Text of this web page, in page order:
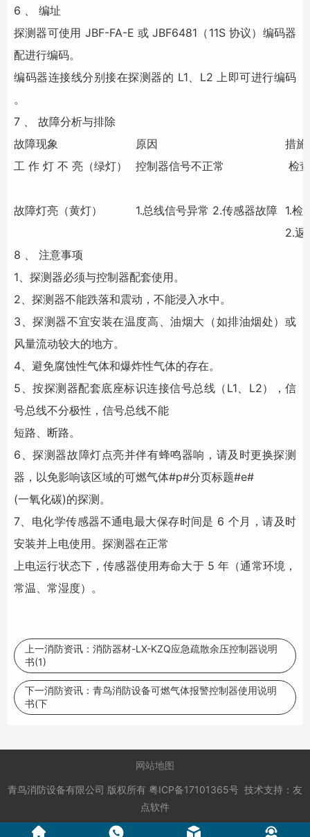
6 、 编址
探测器可使用 JBF-FA-E 或 JBF6481（11S 协议）编码器
配进行编码。
编码器连接线分别接在探测器的 L1、L2 上即可进行编码
。
7 、 故障分析与排除
故障现象
原因
措施
工 作 灯 不 亮（绿灯）
控制器信号不正常 检
故障灯亮（黄灯） 1.总线信号异常 2.传感器故障 1.检
2.返
8 、 注意事项
1、探测器必须与控制器配套使用。
2、探测器不能跌落和震动，不能浸入水中。
3、探测器不宜安装在温度高、油烟大（如排油烟处）或
风量流动较大的地方。
4、避免腐蚀性气体和爆炸性气体的存在。
5、按探测器配套底座标识连接信号总线（L1、L2），信
号总线不分极性，信号总线不能
短路、断路。
6、探测器故障灯点亮并伴有蜂鸣器响，请及时更换探测
器，以免影响该区域的可燃气体#p#分页标题#e#
(一氧化碳)的探测。
7、电化学传感器不通电最大保存时间是 6 个月，请及时
安装并上电使用。探测器在正常
上电运行状态下，传感器使用寿命大于 5 年（通常环境，
常温、常湿度）。
上一消防资讯： 消防器材-LX-KZQ应急疏散余压控制器说明
书(1)
下一消防资讯： 青鸟消防设备可燃气体报警控制器使用说明
书(下
网站地图
青鸟消防设备有限公司 版权所有 粤ICP备17101365号 技术支持： 友
点软件